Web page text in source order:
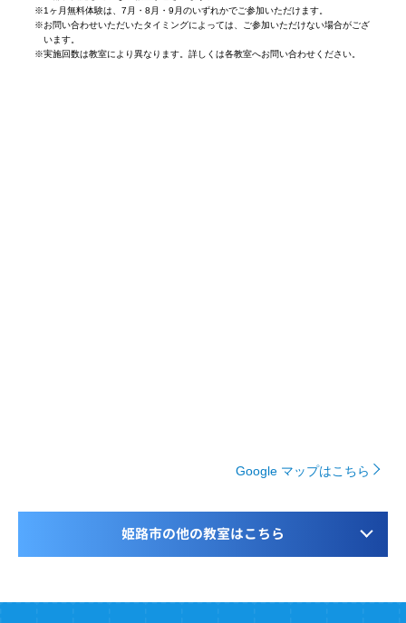
※1ヶ月無料体験は、7月・8月・9月のいずれかでご参加いただけます。
※お問い合わせいただいたタイミングによっては、ご参加いただけない場合がござ
います。
※実施回数は教室により異なります。詳しくは各教室へお問い合わせください。
Google マップはこちら
姫路市の他の教室はこちら